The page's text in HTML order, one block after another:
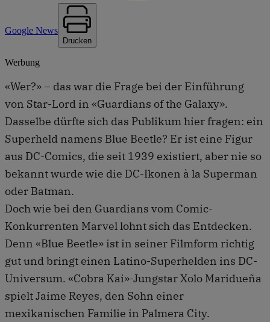
Google News
Drucken
Werbung
«Wer?» – das war die Frage bei der Einführung
von Star-Lord in «Guardians of the Galaxy».
Dasselbe dürfte sich das Publikum hier fragen: ein
Superheld namens Blue Beetle? Er ist eine Figur
aus DC-Comics, die seit 1939 existiert, aber nie so
bekannt wurde wie die DC-Ikonen à la Superman
oder Batman.
Doch wie bei den Guardians vom Comic-
Konkurrenten Marvel lohnt sich das Entdecken.
Denn «Blue Beetle» ist in seiner Filmform richtig
gut und bringt einen Latino-Superhelden ins DC-
Universum. «Cobra Kai»-Jungstar Xolo Maridueña
spielt Jaime Reyes, den Sohn einer
mexikanischen Familie in Palmera City.